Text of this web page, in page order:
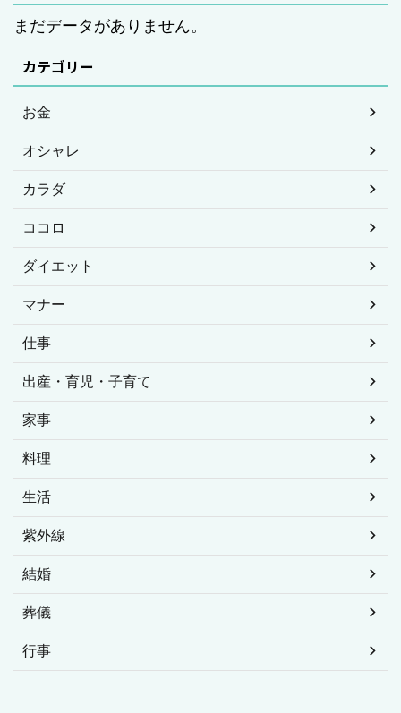
人気記事
まだデータがありません。
カテゴリー
お金
オシャレ
カラダ
ココロ
マナー
家事